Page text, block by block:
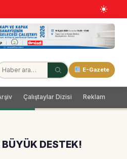
E-Gazete
Çalıştaylar Dizisi Reklam
BÜYÜK DESTEK!